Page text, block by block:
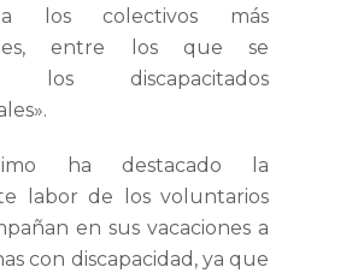
los colectivos más
entre los que se
los discapacitados
ha destacado la
labor de los voluntarios
en sus vacaciones a
con discapacidad, ya que